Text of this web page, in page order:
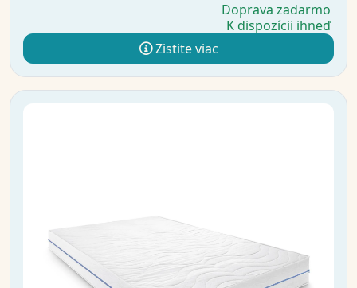
Doprava zadarmo
K dispozícii ihneď
Zistite viac